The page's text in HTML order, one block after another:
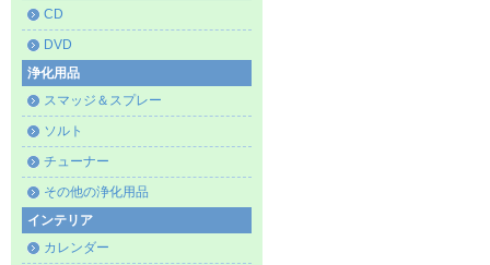
CD
DVD
浄化用品
スマッジ＆スプレー
ソルト
チューナー
その他の浄化用品
インテリア
カレンダー